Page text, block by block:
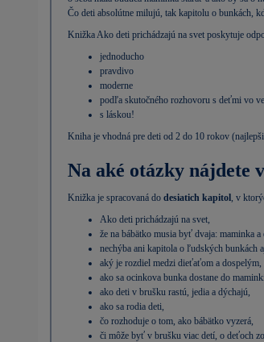
Čo deti absolútne milujú, tak kapitolu o bunkách,
Knižka Ako deti prichádzajú na svet poskytuje
jednoducho
pravdivo
moderne
podľa skutočného rozhovoru s deťmi vo
s láskou!
Kniha je vhodná pre deti od 2 do 10 rokov
Na aké otázky nájdete
Knižka je spracovaná do desiatich kapitol , v
Ako deti prichádzajú na svet,
že na bábätko musia byť dvaja: maminka a
nechýba ani kapitola o ľudských bunkách
aký je rozdiel medzi dieťaťom a dospelým,
ako sa ocinkova bunka dostane do
ako deti v brušku rastú, jedia a dýchajú,
ako sa rodia deti,
čo rozhoduje o tom, ako bábätko vyzerá,
či môže byť v brušku viac detí, o deťoch